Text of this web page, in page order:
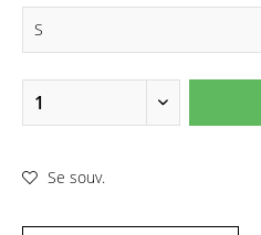
Se souv.